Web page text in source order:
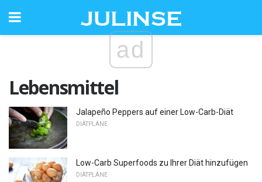
ad
Lebensmittel
Jalapeño Peppers auf einer Low-Carb-Diät
DIÄTPLÄNE
Low-Carb Superfoods zu Ihrer Diät hinzufügen
DIÄTPLÄNE